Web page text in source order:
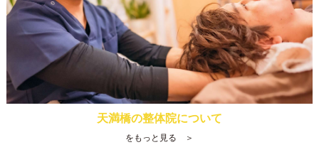
天満橋の整体院について
をもっと見る ＞